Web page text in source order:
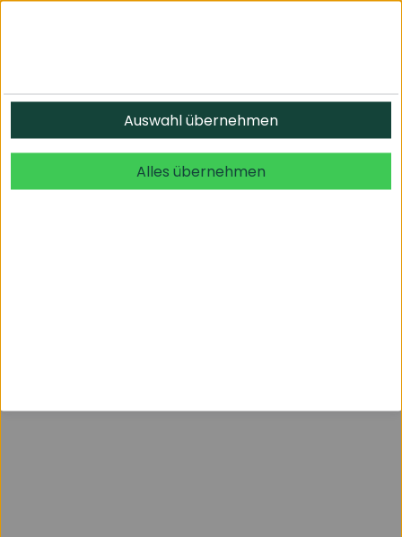
© 2026 undefined. alle Rechte vorbehalten.
Auswahl übernehmen
Alles übernehmen